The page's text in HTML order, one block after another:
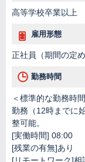
高等学校卒業以上
雇用形態
正社員（期間の定め
勤務時間
＜標準的な勤務時
勤務（12時までに
整可能。
[実働時間] 08:00
[残業の有無]あり
[リモートワーク]相